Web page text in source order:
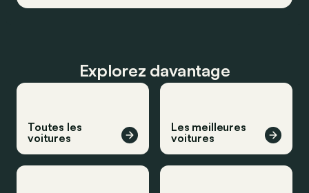
Explorez davantage
Toutes les
voitures
Les meilleures
voitures